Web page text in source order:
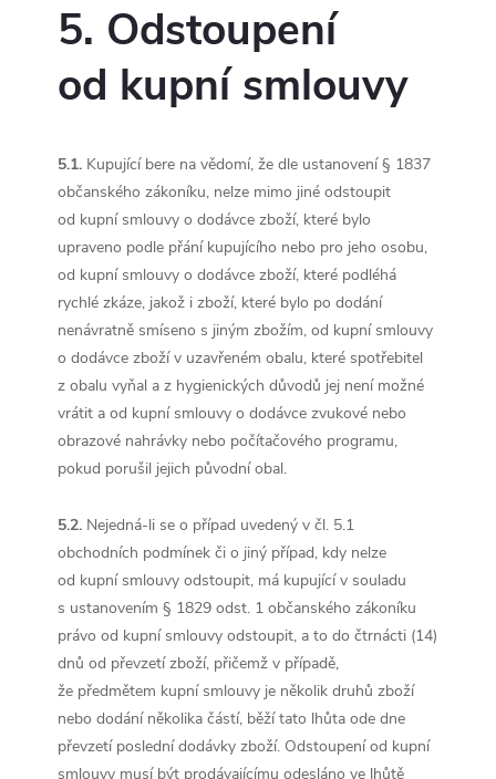
5. Odstoupení
od kupní smlouvy
5.1. Kupující bere na vědomí, že dle ustanovení § 1837
občanského zákoníku, nelze mimo jiné odstoupit
od kupní smlouvy o dodávce zboží, které bylo
upraveno podle přání kupujícího nebo pro jeho osobu,
od kupní smlouvy o dodávce zboží, které podléhá
rychlé zkáze, jakož i zboží, které bylo po dodání
nenávratně smíseno s jiným zbožím, od kupní smlouvy
o dodávce zboží v uzavřeném obalu, které spotřebitel
z obalu vyňal a z hygienických důvodů jej není možné
vrátit a od kupní smlouvy o dodávce zvukové nebo
obrazové nahrávky nebo počítačového programu,
pokud porušil jejich původní obal.
5.2. Nejedná-li se o případ uvedený v čl. 5.1
obchodních podmínek či o jiný případ, kdy nelze
od kupní smlouvy odstoupit, má kupující v souladu
s ustanovením § 1829 odst. 1 občanského zákoníku
právo od kupní smlouvy odstoupit, a to do čtrnácti (14)
dnů od převzetí zboží, přičemž v případě,
že předmětem kupní smlouvy je několik druhů zboží
nebo dodání několika částí, běží tato lhůta ode dne
převzetí poslední dodávky zboží. Odstoupení od kupní
smlouvy musí být prodávajícímu odesláno ve lhůtě